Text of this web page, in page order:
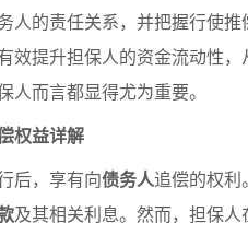
人的责任关系，并把握行使
效提升担保人的资金流动性
人而言都显得尤为重要。
权益详解
后，享有向债务人追偿的权利
及其相关利息。然而，担保